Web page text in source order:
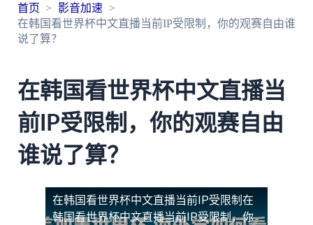
首页
影音加速
在韩国看世界杯中文直播当前IP受限制，你的观赛自由谁
说了算？
在韩国看世界杯中文直播当
前IP受限制，你的观赛自由
谁说了算？
在韩国看世界杯中文直播当前IP受限制 在
韩国看世界杯中文直播当前IP受限制，你